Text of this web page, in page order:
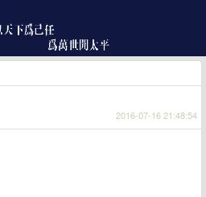
2016-07-16 21:48:54